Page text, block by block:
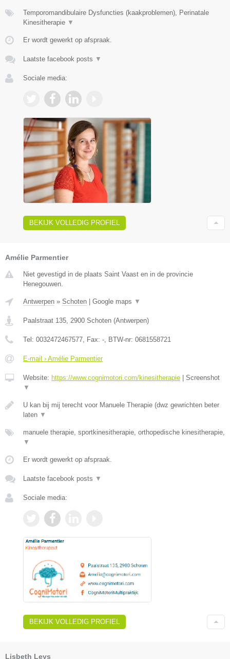
Temporomandibulaire Dysfuncties (kaakproblemen), Perinatale
Kinesitherapie ▼
Er wordt gewerkt op afspraak.
Laatste facebook posts ▼
Sociale media:
BEKIJK VOLLEDIG PROFIEL
Amélie Parmentier
Niet gevestigd in de plaats Saint Vaast en in de provincie
Henegouwen.
Antwerpen » Schoten Google maps ▼
Paalstraat 135 2900 Schoten (Antwerpen)
Tel: 0032472467577 , Fax: - , BTW-nr: 0681558721
E-mail › Amélie Parmentier
Website: https://www.cognimotori.com/kinesitherapie
Screenshot
▼
U kan bij mij terecht voor Manuele Therapie (dwz gewrichten beter
laten ▼
manuele therapie, sportkinesitherapie, orthopedische kinesitherapie,
▼
Er wordt gewerkt op afspraak.
Laatste facebook posts ▼
Sociale media:
BEKIJK VOLLEDIG PROFIEL
Lisbeth Leys